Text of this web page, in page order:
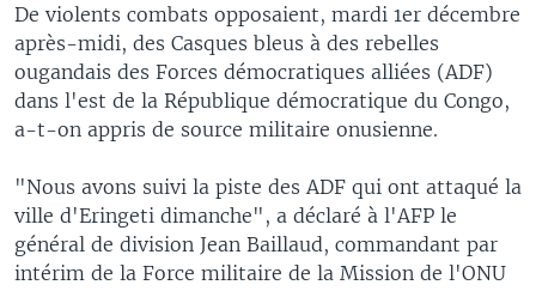
De violents combats opposaient, mardi 1er décembre
après-midi, des Casques bleus à des rebelles
ougandais des Forces démocratiques alliées (ADF)
dans l'est de la République démocratique du Congo,
a-t-on appris de source militaire onusienne.
"Nous avons suivi la piste des ADF qui ont attaqué la
ville d'Eringeti dimanche", a déclaré à l'AFP le
général de division Jean Baillaud, commandant par
intérim de la Force militaire de la Mission de l'ONU